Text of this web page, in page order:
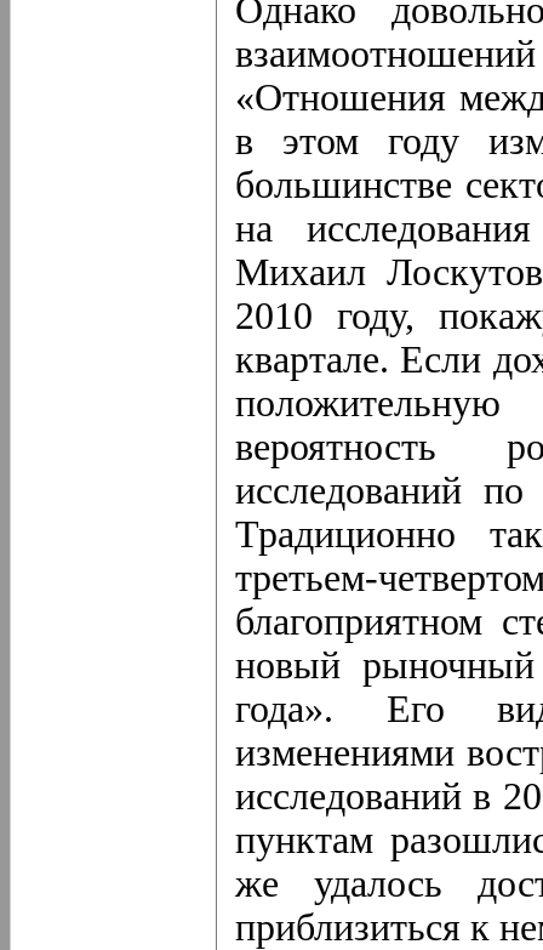
Однако
«Отношения
в этом году
большинстве
на
Михаил
2010 году,
квартале. Если
вероятность
исследований
Традиционно
третьем-
благоприятном
новый
года». Его
изменениями
исследований в
пунктам
же удалось
приблизиться к